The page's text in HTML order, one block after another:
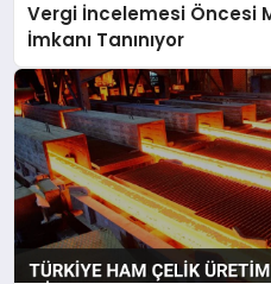
Vergi İncelemesi Öncesi
İmkanı Tanınıyor